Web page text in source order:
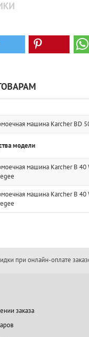
машина Karcher BD
модели
машина Karcher B
машина Karcher B
при онлайн-оплате
заказа